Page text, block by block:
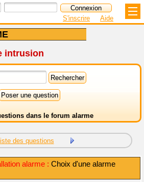
S'inscrire Aide
intrusion
dans le forum alarme
des questions
alarme : Choix d'une alarme